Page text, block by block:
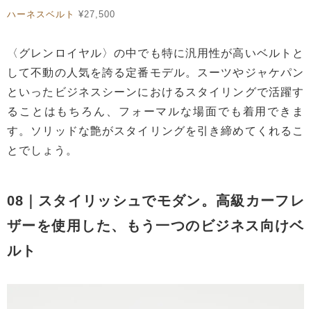
ハーネスベルト ¥27,500
〈グレンロイヤル〉の中でも特に汎用性が高いベルトと
して不動の人気を誇る定番モデル。スーツやジャケパン
といったビジネスシーンにおけるスタイリングで活躍す
ることはもちろん、フォーマルな場面でも着用できま
す。ソリッドな艶がスタイリングを引き締めてくれるこ
とでしょう。
08｜スタイリッシュでモダン。高級カーフレ
ザーを使用した、もう一つのビジネス向けベ
ルト